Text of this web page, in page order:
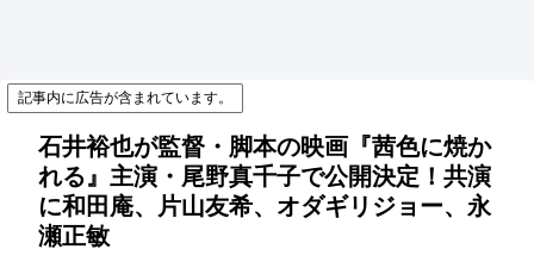
記事内に広告が含まれています。
石井裕也が監督・脚本の映画『茜色に焼か
れる』主演・尾野真千子で公開決定！共演
に和田庵、片山友希、オダギリジョー、永
瀬正敏